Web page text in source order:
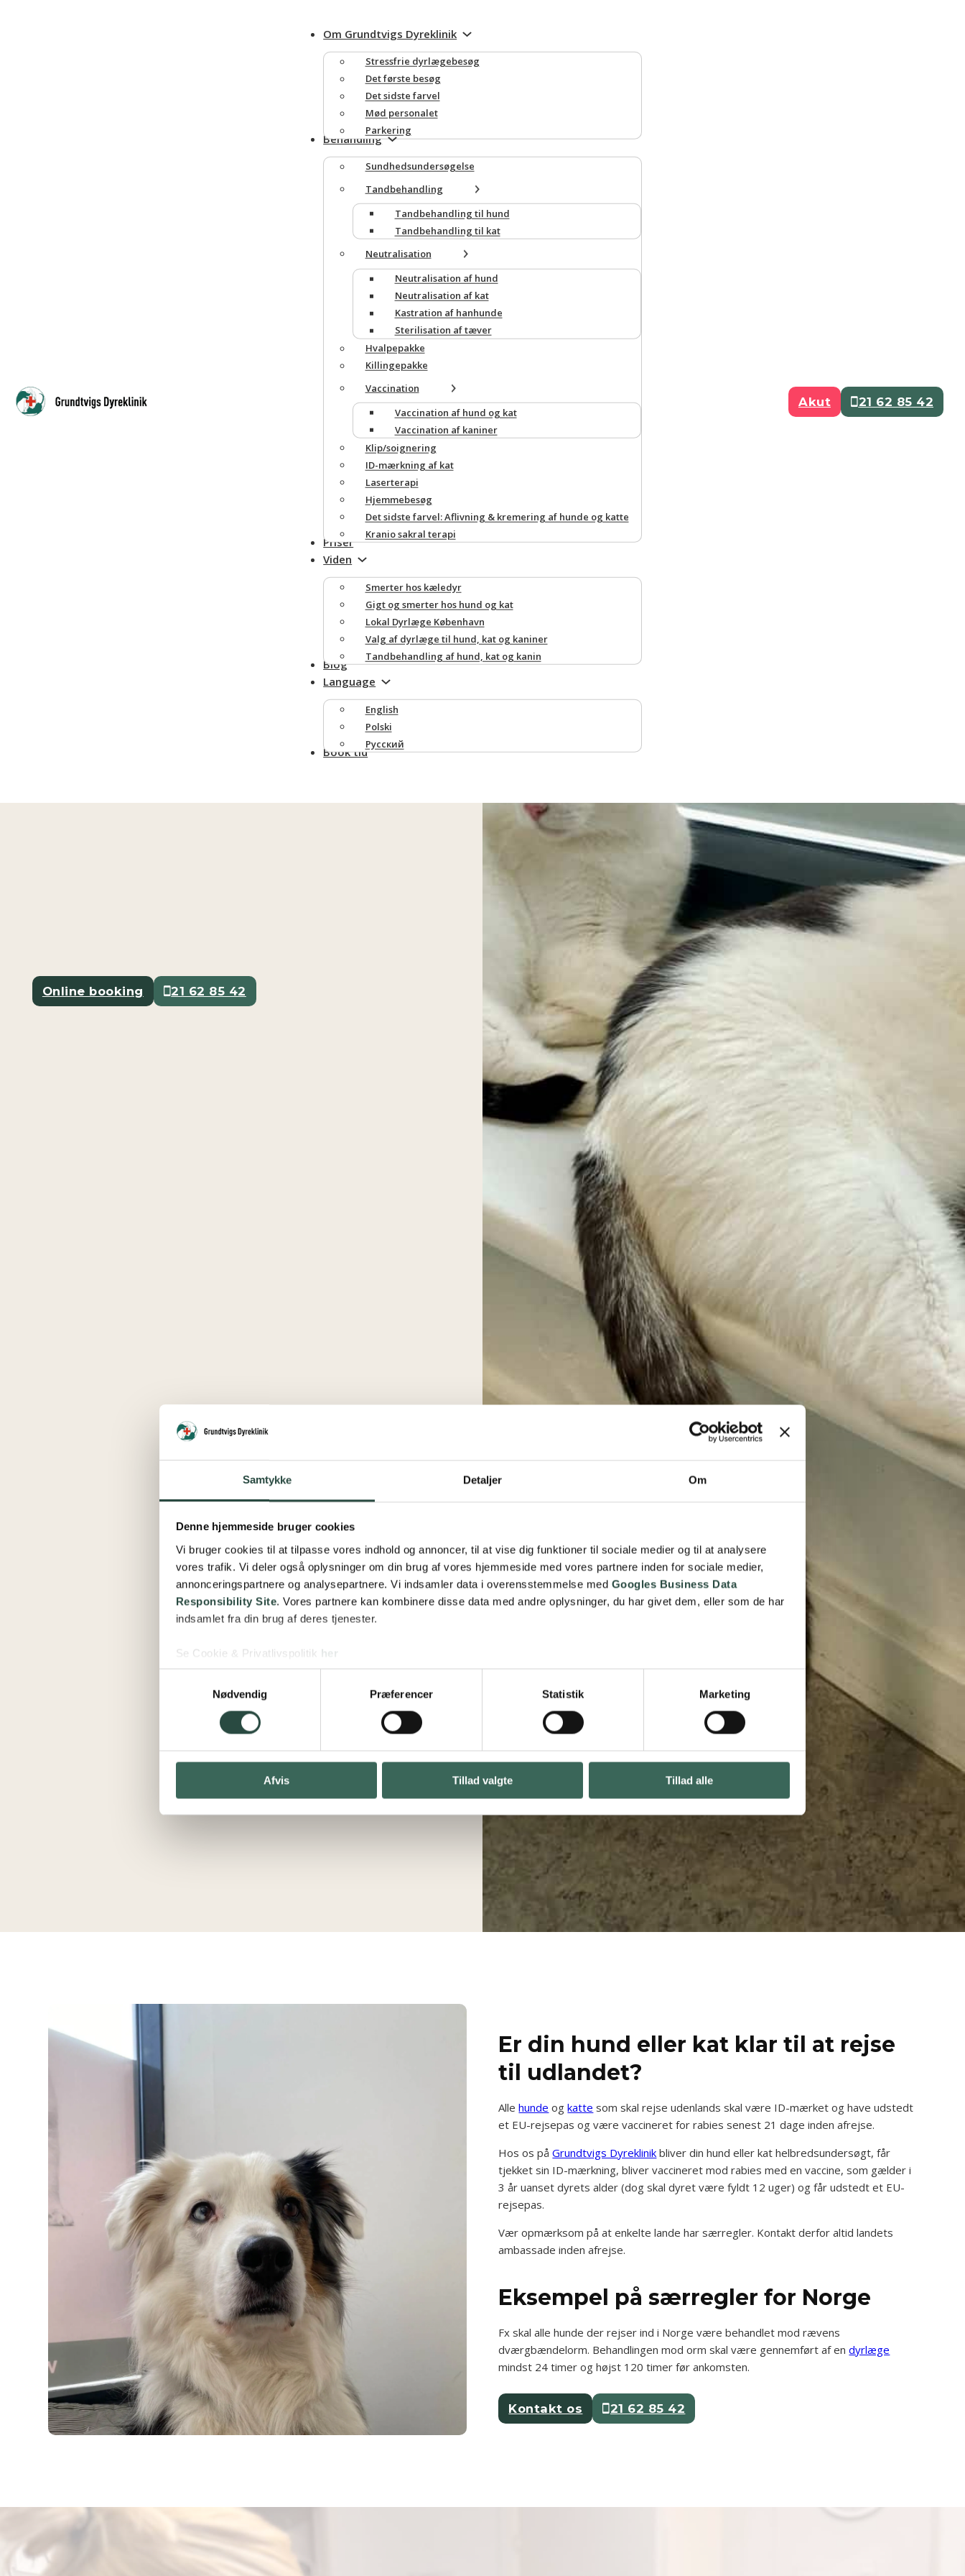
Samtykke Detaljer Om
Denne hjemmeside bruger cookies
Vi bruger cookies til at tilpasse vores indhold og annoncer, til at vise dig funktioner til sociale medier og til at analysere
vores trafik. Vi deler også oplysninger om din brug af vores hjemmeside med vores partnere inden for sociale medier,
annonceringspartnere og analysepartnere. Vi indsamler data i overensstemmelse med Googles Business Data
Responsibility Site. Vores partnere kan kombinere disse data med andre oplysninger, du har givet dem, eller som de har
indsamlet fra din brug af deres tjenester.
Se Cookie & Privatlivspolitik her
Nødvendig
Præferencer Statistik Marketing
Afvis Tillad valgte Tillad alle
Om Grundtvigs Dyreklinik
Stressfrie dyrlægebesøg
Det første besøg
Det sidste farvel
Mød personalet
Parkering
Behandling
Sundheds­undersøgelse
Tandbehandling
Tandbehandling til hund
Tandbehandling til kat
Neutralisation
Neutralisation af hund
Neutralisation af kat
Kastration af hanhunde
Sterilisation af tæver
Hvalpepakke
Killingepakke
Vaccination
Vaccination af hund og kat
Vaccination af kaniner
Klip/soignering
ID-mærkning af kat
Laserterapi
Hjemmebesøg
Det sidste farvel: Aflivning & kremering af hunde og katte
Kranio sakral terapi
Priser
Viden
Smerter hos kæledyr
Gigt og smerter hos hund og kat
Lokal Dyrlæge København
Valg af dyrlæge til hund, kat og kaniner
Tandbehandling af hund, kat og kanin
Blog
Language
English
Polski
Русский
Book tid
Akut 21 62 85 42
Online booking 21 62 85 42
Er din hund eller kat klar til at rejse
til udlandet?
Allehunde ogkatte som skal rejse udenlands skal være ID-mærket og have udstedt
et EU-rejsepas og være vaccineret for rabies senest 21 dage inden afrejse.
Hos os påGrundtvigs Dyreklinik bliver din hund eller kat helbredsundersøgt, får
tjekket sin ID-mærkning, bliver vaccineret mod rabies med en vaccine, som gælder i
3 år uanset dyrets alder (dog skal dyret være fyldt 12 uger) og får udstedt et EU-
rejsepas.
Vær opmærksom på at enkelte lande har særregler. Kontakt derfor altid landets
ambassade inden afrejse.
Eksempel på særregler for Norge
Fx skal alle hunde der rejser ind i Norge være behandlet mod rævens
dværgbændelorm. Behandlingen mod orm skal være gennemført af endyrlæge
mindst 24 timer og højst 120 timer før ankomsten.
Kontakt os 21 62 85 42